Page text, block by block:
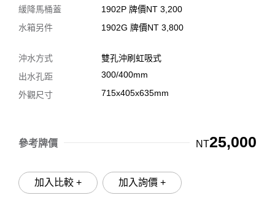
緩降馬桶蓋
1902P 牌價NT 3,200
水箱另件
1902G 牌價NT 3,800
沖水方式
雙孔沖刷虹吸式
出水孔距
300/400mm
外觀尺寸 715x405x635mm
參考牌價 NT25,000
加入比較 + 加入詢價 +